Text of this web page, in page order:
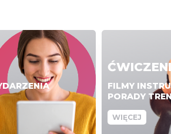
FILMY
PORADY
WIĘCEJ